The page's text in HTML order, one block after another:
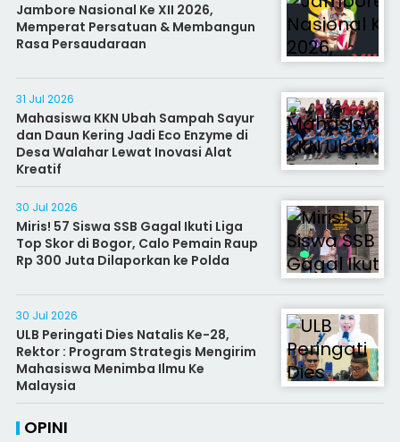
Jambore Nasional Ke XII 2026,
Memperat Persatuan & Membangun
Rasa Persaudaraan
31 Jul 2026
Mahasiswa KKN Ubah Sampah Sayur
dan Daun Kering Jadi Eco Enzyme di
Desa Walahar Lewat Inovasi Alat
Kreatif
30 Jul 2026
Miris! 57 Siswa SSB Gagal Ikuti Liga
Top Skor di Bogor, Calo Pemain Raup
Rp 300 Juta Dilaporkan ke Polda
30 Jul 2026
ULB Peringati Dies Natalis Ke-28,
Rektor : Program Strategis Mengirim
Mahasiswa Menimba Ilmu Ke
Malaysia
OPINI